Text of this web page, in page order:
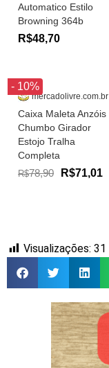
Automatico Estilo
Browning 364b
R$48,70
- 10%
mercadolivre.com.br
Caixa Maleta Anzóis
Chumbo Girador
Estojo Tralha
Completa
R$78,90 R$71,01
Visualizações: 31